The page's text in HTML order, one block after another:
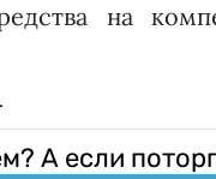
на
А если